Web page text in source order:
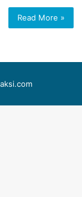
Read More »